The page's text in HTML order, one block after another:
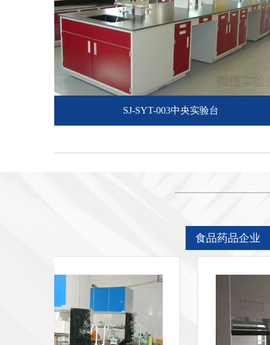
SJ-SYT-003中央实验台
食品药品企业